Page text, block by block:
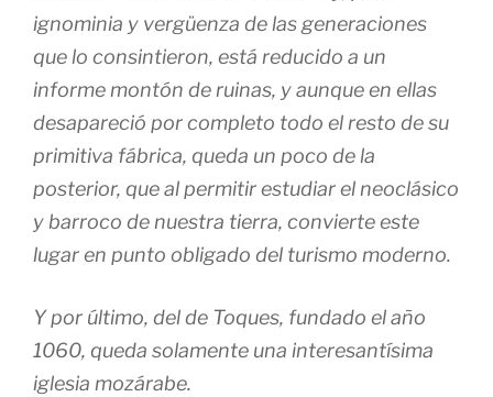
ignominia y vergüenza de las generaciones
que lo consintieron, está reducido a un
informe montón de ruinas, y aunque en ellas
desapareció por completo todo el resto de su
primitiva fábrica, queda un poco de la
posterior, que al permitir estudiar el neoclásico
y barroco de nuestra tierra, convierte este
lugar en punto obligado del turismo moderno.
Y por último, del de Toques, fundado el año
1060, queda solamente una interesantísima
iglesia mozárabe.